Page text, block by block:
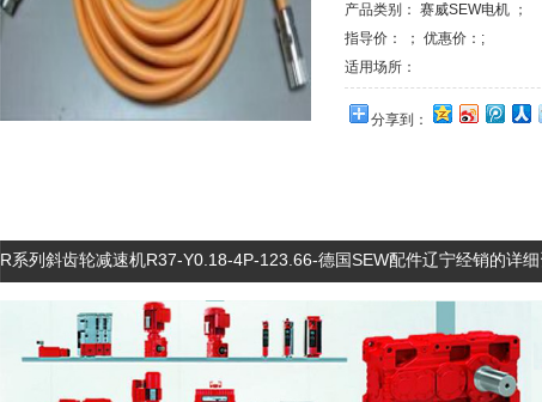
产品类别： 赛威SEW电机 ；
指导价： ； 优惠价：;
适用场所：
分享到：
R系列斜齿轮减速机R37-Y0.18-4P-123.66-德国SEW配件辽宁经销的详